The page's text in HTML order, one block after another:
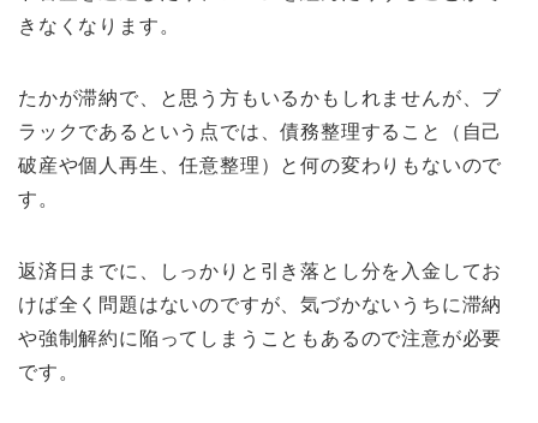
きなくなります。
たかが滞納で、と思う方もいるかもしれませんが、ブ
ラックであるという点では、債務整理すること（自己
破産や個人再生、任意整理）と何の変わりもないので
す。
返済日までに、しっかりと引き落とし分を入金してお
けば全く問題はないのですが、気づかないうちに滞納
や強制解約に陥ってしまうこともあるので注意が必要
です。